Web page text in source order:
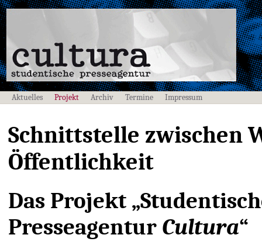
Aktuelles Projekt Archiv Termine Impressum
Schnittstelle zwischen
Öffentlichkeit
Das Projekt
Presseagentur Cultura“